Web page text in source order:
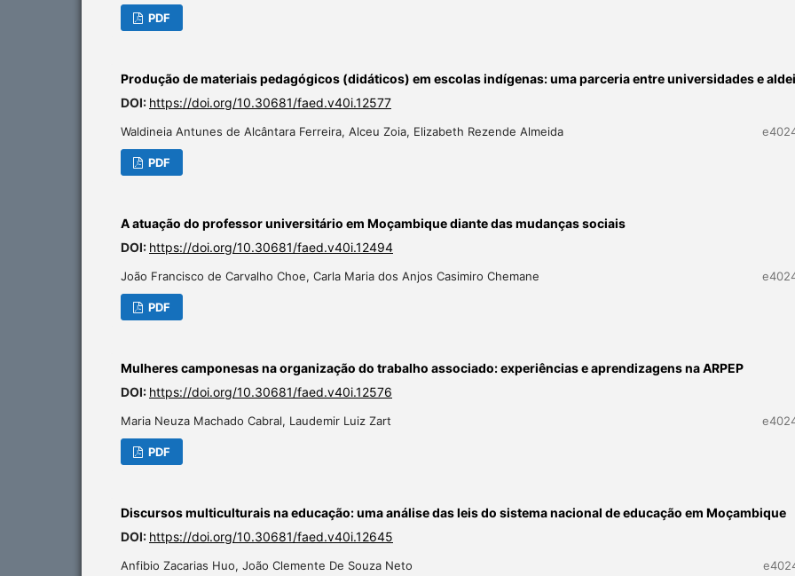
PDF
Produção de materiais pedagógicos (didáticos) em escolas indígenas: uma parceria entre universidades e
DOI: https://doi.org/10.30681/faed.v40i.12577
Waldineia Antunes de Alcântara Ferreira, Alceu Zoia, Elizabeth Rezende Almeida
PDF
A atuação do professor universitário em Moçambique diante das mudanças sociais
DOI: https://doi.org/10.30681/faed.v40i.12494
João Francisco de Carvalho Choe, Carla Maria dos Anjos Casimiro Chemane
PDF
Mulheres camponesas na organização do trabalho associado: experiências e aprendizagens na ARPEP
DOI: https://doi.org/10.30681/faed.v40i.12576
Maria Neuza Machado Cabral, Laudemir Luiz Zart
PDF
Discursos multiculturais na educação: uma análise das leis do sistema nacional de educação em Moçambique
DOI: https://doi.org/10.30681/faed.v40i.12645
Anfibio Zacarias Huo, João Clemente De Souza Neto